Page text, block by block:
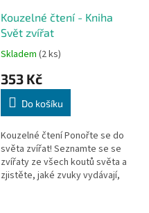
Kouzelné čtení - Kniha
Svět zvířat
Skladem (2 ks)
353 Kč
Do košíku
Kouzelné čtení Ponořte se do
světa zvířat! Seznamte se se
zvířaty ze všech koutů světa a
zjistěte, jaké zvuky vydávají,